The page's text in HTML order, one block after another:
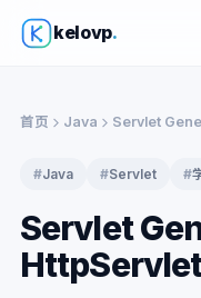
kelovp.
首页 Java Servlet
#Java #Servlet #
Servlet